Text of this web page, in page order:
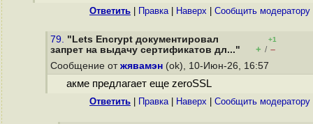
Ответить Правка| Наверх Cообщить модератору
79. "Lets Encrypt документировал
запрет на выдачу сертификатов дл..."
+1
+ / –
Сообщение от жявамэн (ok), 10-Июн-26, 16:57
акме предлагает еще zeroSSL
Ответить Правка| Наверх Cообщить модератору